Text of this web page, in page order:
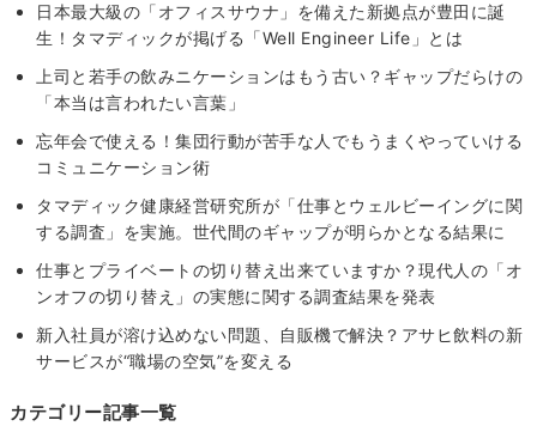
日本最大級の「オフィスサウナ」を備えた新拠点が豊田に誕
生！タマディックが掲げる「Well Engineer Life」とは
上司と若手の飲みニケーションはもう古い？ギャップだらけの
「本当は言われたい言葉」
忘年会で使える！集団行動が苦手な人でもうまくやっていける
コミュニケーション術
タマディック健康経営研究所が「仕事とウェルビーイングに関
する調査」を実施。世代間のギャップが明らかとなる結果に
仕事とプライベートの切り替え出来ていますか？現代⼈の「オ
ンオフの切り替え」の実態に関する調査結果を発表
新入社員が溶け込めない問題、自販機で解決？アサヒ飲料の新
サービスが“職場の空気”を変える
カテゴリー記事一覧